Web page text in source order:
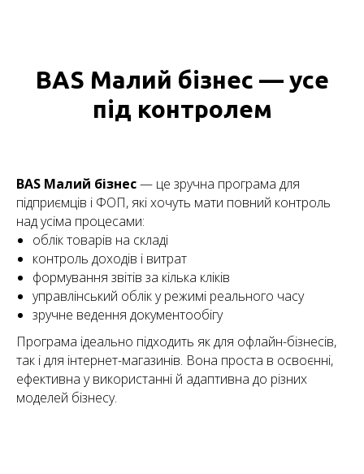
BAS Малий бізнес — усе
під контролем
BAS Малий бізнес— це зручна програма для
підприємців і ФОП, які хочуть мати повний контроль
над усіма процесами:
облік товарів на складі
контроль доходів і витрат
формування звітів за кілька кліків
управлінський облік у режимі реального часу
зручне ведення документообігу
Програма ідеально підходить як для офлайн-бізнесів,
так і для інтернет-магазинів. Вона проста в освоєнні,
ефективна у використанні й адаптивна до різних
моделей бізнесу.